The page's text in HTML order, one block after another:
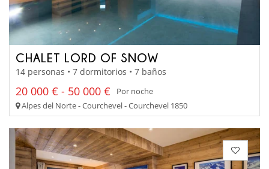
CHALET LORD OF SNOW
14 personas • 7 dormitorios • 7 baños
20 000 € - 50 000 €
Por noche
Alpes del Norte - Courchevel - Courchevel 1850